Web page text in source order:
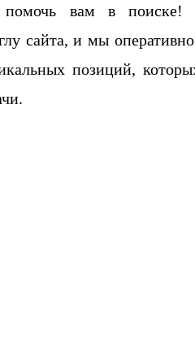
вам в поиске!
сайта, и мы
позиций,